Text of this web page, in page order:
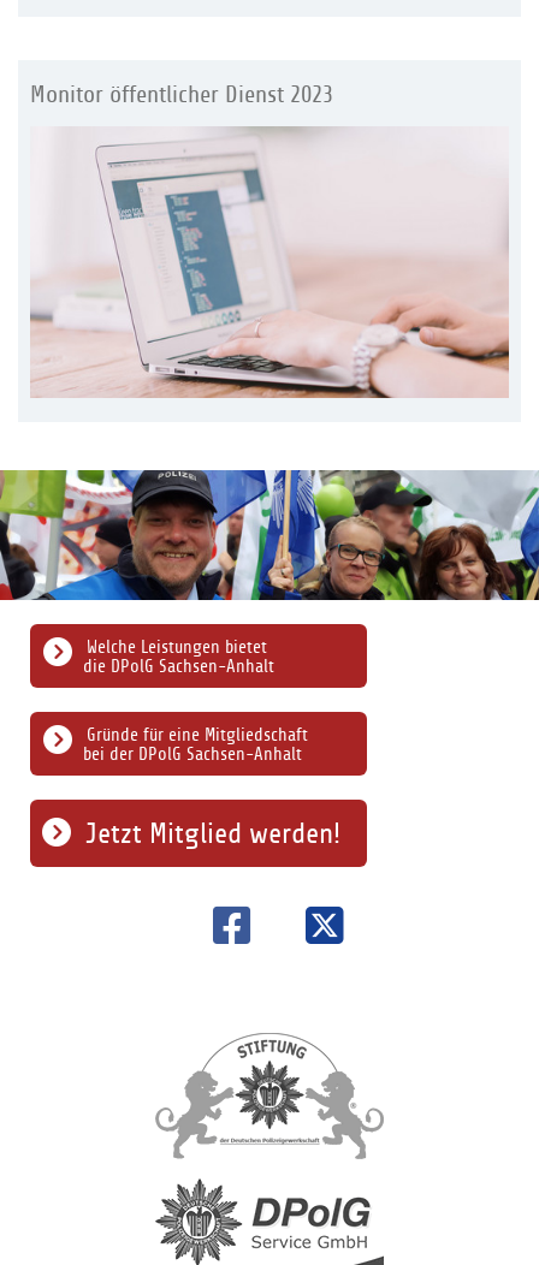
Monitor öffentlicher Dienst 2023
Gründe für eine Mitgliedschaft
bei der DPolG Sachsen-Anhalt
Welche Leistungen bietet
die DPolG Sachsen-Anhalt
Jetzt Mitglied werden!